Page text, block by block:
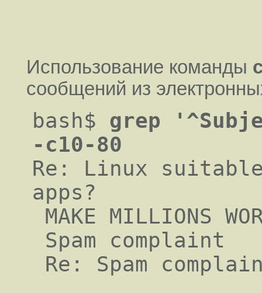
Использование команды
сообщений из
bash$
grep
-c10-80
Re: Linux
apps?
Re: Spam